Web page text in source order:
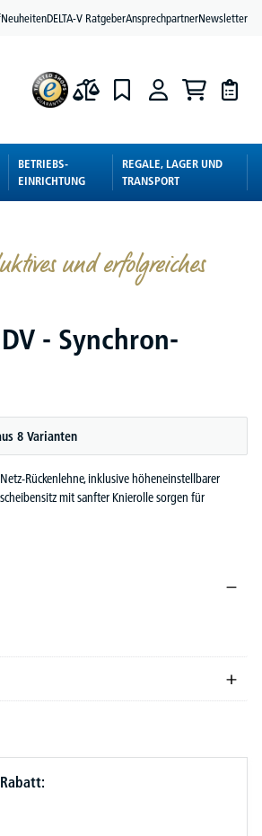
NeuheitenDELTA-V RatgeberAnsprechpartnerNewsletter
BETRIEBS-
EINRICHTUNG
REGALE, LAGER UND
TRANSPORT
und erfolgreiches
- Synchron-
8 Varianten
Rückenlehne, inklusive höheneinstellbarer
mit sanfter Knierolle sorgen für